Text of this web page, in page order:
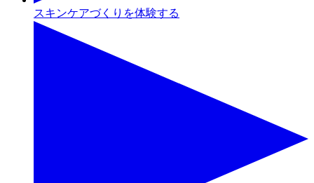
スキンケアづくりを体験する